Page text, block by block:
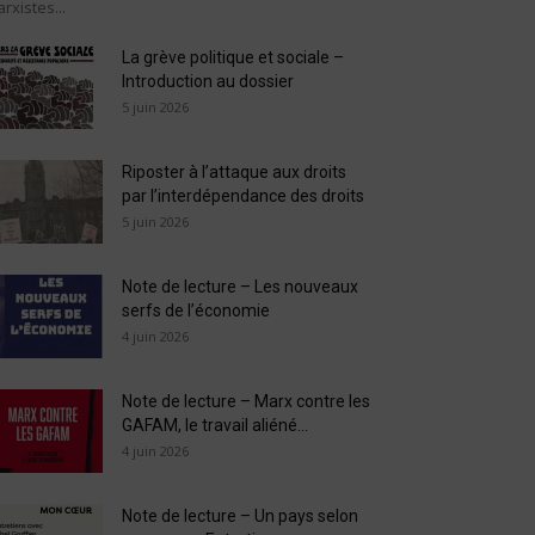
La grève politique et sociale –
Introduction au dossier
5 juin 2026
Riposter à l’attaque aux droits
par l’interdépendance des droits
5 juin 2026
Note de lecture – Les nouveaux
serfs de l’économie
4 juin 2026
Note de lecture – Marx contre les
GAFAM, le travail aliéné...
4 juin 2026
Note de lecture – Un pays selon